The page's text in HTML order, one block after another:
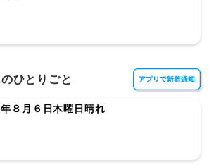
ひとりごと
８月６日木曜日晴れ